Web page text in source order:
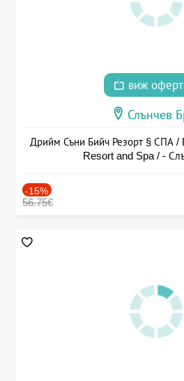
виж
Слънчев
Дрийм Съни Бийч Резорт § СПА
Resort and Spa / -
-15%
56.75€